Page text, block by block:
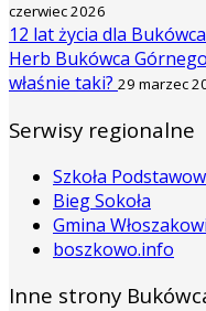
czerwiec 2026
12 lat życia dla Bukówca
Herb Bukówca
właśnie taki? 29 marzec
Serwisy regionalne
Szkoła
Bieg Sokoła
Gmina
boszkowo.info
Inne strony